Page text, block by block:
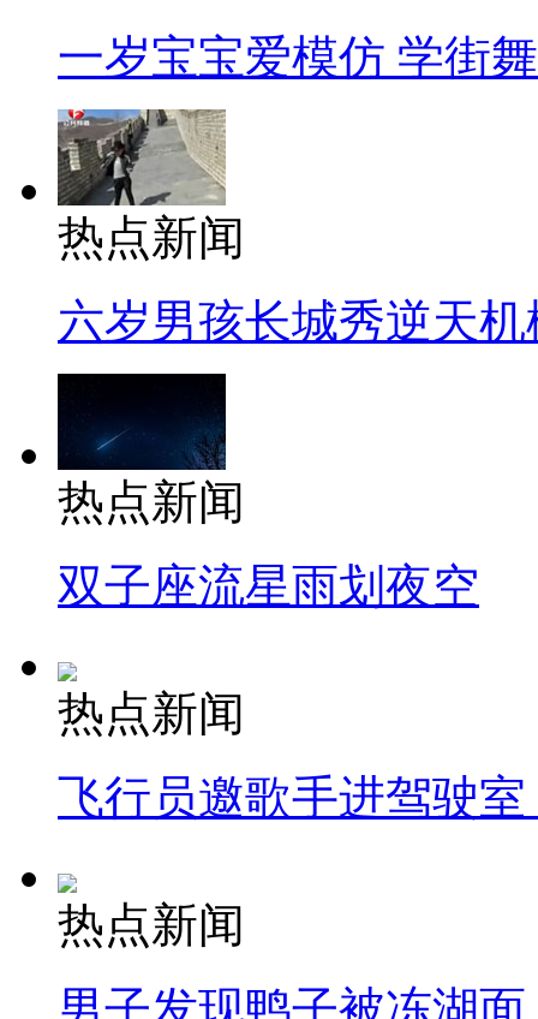
一岁宝宝爱模仿 学街
热点新闻
六岁男孩长城秀逆天机
热点新闻
双子座流星雨划夜空
热点新闻
飞行员邀歌手进驾驶
热点新闻
男子发现鸭子被冻湖